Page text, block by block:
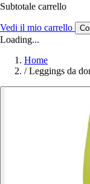
Subtotale carrello
Vedi il mio carrello
Loading...
Home
/ Leggings da